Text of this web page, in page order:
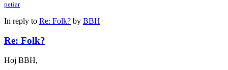
petiar
In reply to Re: Folk? by BBH
Re: Folk?
Hoj BBH,